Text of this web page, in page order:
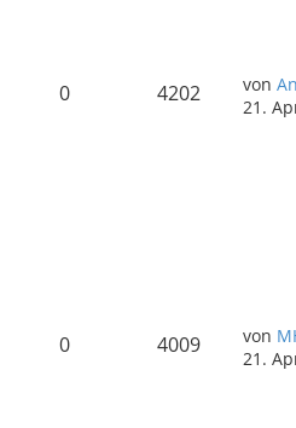
0 4202 von
21.
0 4009 von
21.